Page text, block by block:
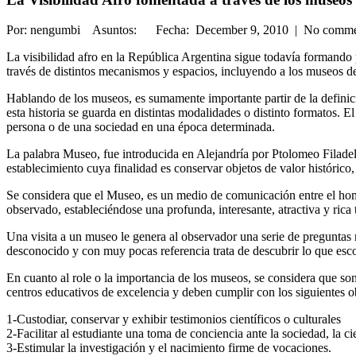
Por: nengumbi Asuntos: Fecha: December 9, 2010 | No
La visibilidad afro en la República Argentina sigue todavía formando
través de distintos mecanismos y espacios, incluyendo a los museos
Hablando de los museos, es sumamente importante partir de la
esta historia se guarda en distintas modalidades o distinto formatos.
persona o de una sociedad en una época determinada.
La palabra Museo, fue introducida en Alejandría por Ptolomeo
establecimiento cuya finalidad es conservar objetos de valor
Se considera que el Museo, es un medio de comunicación entre el
observado, estableciéndose una profunda, interesante, atractiva y
Una visita a un museo le genera al observador una serie de
desconocido y con muy pocas referencia trata de descubrir lo que
En cuanto al role o la importancia de los museos, se considera que
centros educativos de excelencia y deben cumplir con los siguientes
1-Custodiar, conservar y exhibir testimonios científicos o culturales
2-Facilitar al estudiante una toma de conciencia ante la sociedad, la
3-Estimular la investigación y el nacimiento firme de vocaciones.